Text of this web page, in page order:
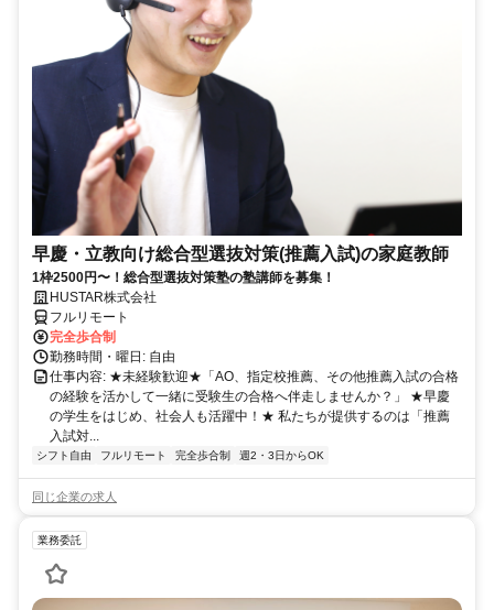
早慶・立教向け総合型選抜対策(推薦入試)の家庭教師
1枠2500円〜！総合型選抜対策塾の塾講師を募集！
HUSTAR株式会社
フルリモート
完全歩合制
勤務時間・曜日: 自由
仕事内容: ★未経験歓迎★「AO、指定校推薦、その他推薦入試の合格
の経験を活かして一緒に受験生の合格へ伴走しませんか？」 ★早慶
の学生をはじめ、社会人も活躍中！★ 私たちが提供するのは「推薦
入試対...
シフト自由 フルリモート 完全歩合制 週2・3日からOK
同じ企業の求人
業務委託